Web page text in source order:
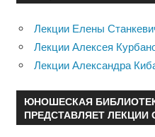
Лекции Елены
Лекции Алексея
Лекции Александра
ЮНОШЕСКАЯ
ПРЕДСТАВЛЯЕТ ЛЕКЦИИ